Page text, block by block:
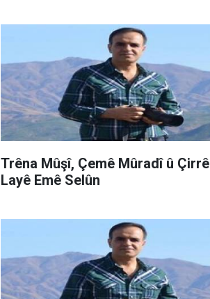
Trêna Mûşî, Çemê Mûradî û Çirrê
Layê Emê Selûn